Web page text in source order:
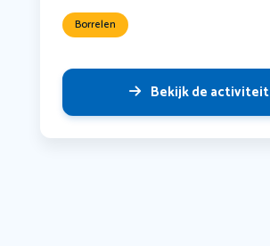
Borrelen
Bekijk de activiteit